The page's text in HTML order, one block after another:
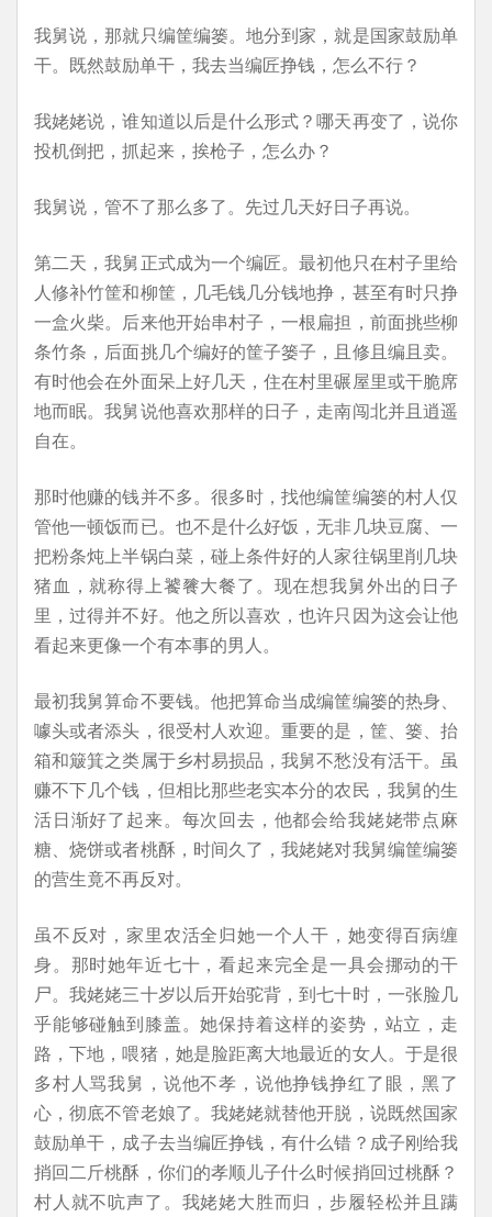
我舅说，那就只编筐编篓。地分到家，就是国家鼓励单
干。既然鼓励单干，我去当编匠挣钱，怎么不行？
我姥姥说，谁知道以后是什么形式？哪天再变了，说你
投机倒把，抓起来，挨枪子，怎么办？
我舅说，管不了那么多了。先过几天好日子再说。
第二天，我舅正式成为一个编匠。最初他只在村子里给
人修补竹筐和柳筐，几毛钱几分钱地挣，甚至有时只挣
一盒火柴。后来他开始串村子，一根扁担，前面挑些柳
条竹条，后面挑几个编好的筐子篓子，且修且编且卖。
有时他会在外面呆上好几天，住在村里碾屋里或干脆席
地而眠。我舅说他喜欢那样的日子，走南闯北并且逍遥
自在。
那时他赚的钱并不多。很多时，找他编筐编篓的村人仅
管他一顿饭而已。也不是什么好饭，无非几块豆腐、一
把粉条炖上半锅白菜，碰上条件好的人家往锅里削几块
猪血，就称得上饕餮大餐了。现在想我舅外出的日子
里，过得并不好。他之所以喜欢，也许只因为这会让他
看起来更像一个有本事的男人。
最初我舅算命不要钱。他把算命当成编筐编篓的热身、
噱头或者添头，很受村人欢迎。重要的是，筐、篓、抬
箱和簸箕之类属于乡村易损品，我舅不愁没有活干。虽
赚不下几个钱，但相比那些老实本分的农民，我舅的生
活日渐好了起来。每次回去，他都会给我姥姥带点麻
糖、烧饼或者桃酥，时间久了，我姥姥对我舅编筐编篓
的营生竟不再反对。
虽不反对，家里农活全归她一个人干，她变得百病缠
身。那时她年近七十，看起来完全是一具会挪动的干
尸。我姥姥三十岁以后开始驼背，到七十时，一张脸几
乎能够碰触到膝盖。她保持着这样的姿势，站立，走
路，下地，喂猪，她是脸距离大地最近的女人。于是很
多村人骂我舅，说他不孝，说他挣钱挣红了眼，黑了
心，彻底不管老娘了。我姥姥就替他开脱，说既然国家
鼓励单干，成子去当编匠挣钱，有什么错？成子刚给我
捎回二斤桃酥，你们的孝顺儿子什么时候捎回过桃酥？
村人就不吭声了。我姥姥大胜而归，步履轻松并且蹒